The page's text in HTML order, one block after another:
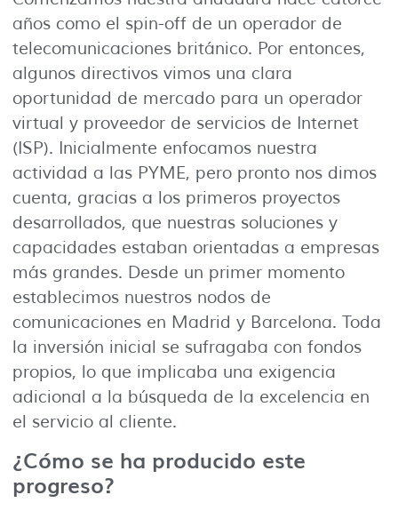
años como el spin-off de un operador de
telecomunicaciones británico. Por entonces,
algunos directivos vimos una clara
oportunidad de mercado para un operador
virtual y proveedor de servicios de Internet
(ISP). Inicialmente enfocamos nuestra
actividad a las PYME, pero pronto nos dimos
cuenta, gracias a los primeros proyectos
desarrollados, que nuestras soluciones y
capacidades estaban orientadas a empresas
más grandes. Desde un primer momento
establecimos nuestros nodos de
comunicaciones en Madrid y Barcelona. Toda
la inversión inicial se sufragaba con fondos
propios, lo que implicaba una exigencia
adicional a la búsqueda de la excelencia en
el servicio al cliente.
¿Cómo se ha producido este
progreso?